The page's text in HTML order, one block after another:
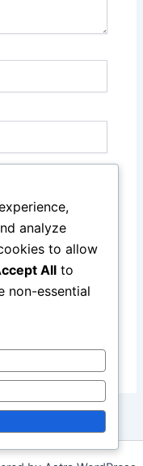
in this browser
analyze
to allow
All to
non-essential